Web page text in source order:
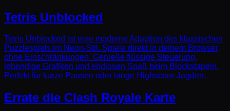
Tetris Unblocked
Tetris Unblocked ist eine moderne Adaption des klassischen
Puzzlespiels im Neon-Stil. Spiele direkt in deinem Browser
ohne Einschränkungen. Genieße flüssige Steuerung,
lebendige Grafiken und endlosen Spaß beim Blockstapeln.
Perfekt für kurze Pausen oder lange Highscore-Jagden.
Errate die Clash Royale Karte